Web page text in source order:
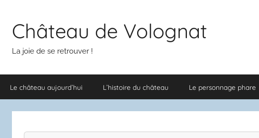
contenuChâteau de Volognat
La joie de se retrouver !
Le château aujourd’hui L’histoire du château Le personnage phare